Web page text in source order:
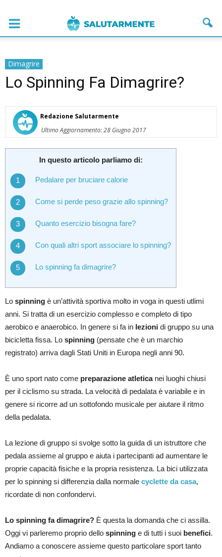
Dimagrire
Lo Spinning Fa Dimagrire?
Redazione Salutarmente
Ultimo Aggiornamento: 28 Giugno 2017
In questo articolo parliamo di:
Pedalare per bruciare calorie
Come si perde peso grazie allo spinning?
Quanto esercizio bisogna fare?
Con quali altri sport associare lo spinning?
Lo spinning fa dimagrire?
Lo spinning è un’attività sportiva molto in voga in questi utlimi
anni. Si tratta di un esercizio complesso e completo di tipo
aerobico e anaerobico. In genere si fa in lezioni di gruppo su una
bicicletta fissa. Lo spinning (pensate che è un marchio
registrato) arriva dagli Stati Uniti in Europa negli anni 90.
È uno sport nato come preparazione atleticanei luoghi chiusi
per il ciclismo su strada. La velocità di pedalata è variabile e in
genere si ricorre ad un sottofondo musicale per aiutare il ritmo
della pedalata.
La lezione di gruppo si svolge sotto la guida di un istruttore che
pedala assieme al gruppo e aiuta i partecipanti ad aumentare le
proprie capacità fisiche e la propria resistenza. La bici utilizzata
per lo spinning si differenzia dalla normale cyclette da casa,
ricordate di non confondervi.
Lo spinning fa dimagrire? È questa la domanda che ci assilla.
Oggi vi parleremo proprio dello spinning e di tutti i suoi benefici.
Andiamo a conoscere assieme questo particolare sport tanto